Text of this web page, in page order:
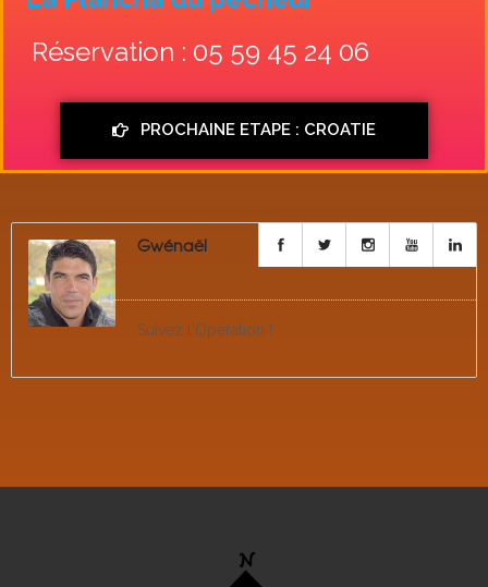
Réservation : 05 59 45 24 06
PROCHAINE ETAPE : CROATIE
Gwénaël
Suivez l'Opération !